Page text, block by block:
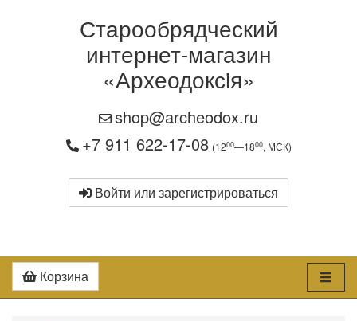
Старообрядческий
интернет-магазин
«Археодоксiя»
shop@archeodox.ru
+7 911 622-17-08 (1200—1800, МСК)
Войти или зарегистрироваться
Корзина